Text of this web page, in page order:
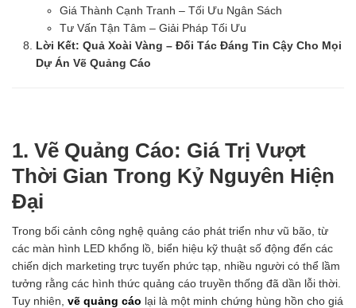
Giá Thành Cạnh Tranh – Tối Ưu Ngân Sách
Tư Vấn Tận Tâm – Giải Pháp Tối Ưu
Lời Kết: Quả Xoài Vàng – Đối Tác Đáng Tin Cậy Cho Mọi
Dự Án Vẽ Quảng Cáo
1. Vẽ Quảng Cáo: Giá Trị Vượt
Thời Gian Trong Kỷ Nguyên Hiện
Đại
Trong bối cảnh công nghệ quảng cáo phát triển như vũ bão, từ
các màn hình LED khổng lồ, biển hiệu kỹ thuật số động đến các
chiến dịch marketing trực tuyến phức tạp, nhiều người có thể lầm
tưởng rằng các hình thức quảng cáo truyền thống đã dần lỗi thời.
Tuy nhiên, vẽ quảng cáo lại là một minh chứng hùng hồn cho giá